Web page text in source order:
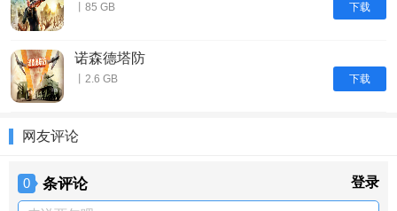
下载
丨85 GB
下载
诺森德塔防
丨2.6 GB
网友评论
0 条评论 登录